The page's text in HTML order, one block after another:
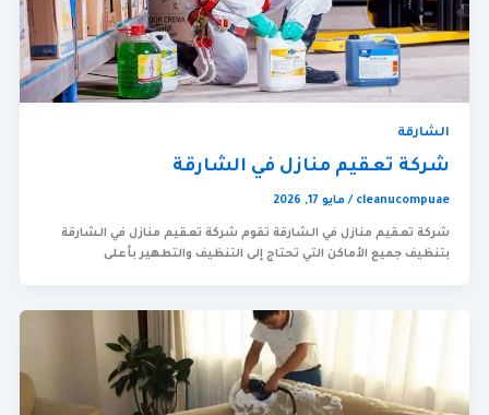
الشارقة
شركة تعقيم منازل في الشارقة
cleanucompuae
/ مايو 17, 2026
شركة تعقيم منازل في الشارقة تقوم شركة تعقيم منازل في الشارقة
بتنظيف جميع الأماكن التي تحتاج إلى التنظيف والتطهير بأعلى